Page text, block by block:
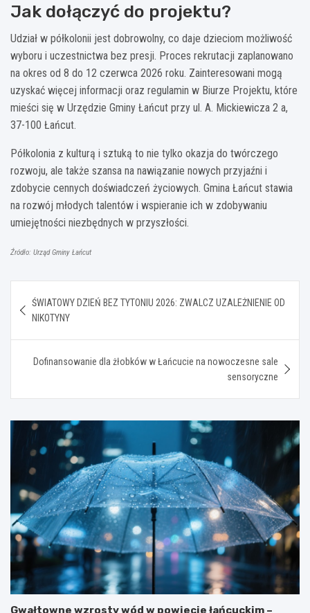
Jak dołączyć do projektu?
Udział w półkolonii jest dobrowolny, co daje dzieciom możliwość
wyboru i uczestnictwa bez presji. Proces rekrutacji zaplanowano
na okres od 8 do 12 czerwca 2026 roku. Zainteresowani mogą
uzyskać więcej informacji oraz regulamin w Biurze Projektu, które
mieści się w Urzędzie Gminy Łańcut przy ul. A. Mickiewicza 2 a,
37-100 Łańcut.
Półkolonia z kulturą i sztuką to nie tylko okazja do twórczego
rozwoju, ale także szansa na nawiązanie nowych przyjaźni i
zdobycie cennych doświadczeń życiowych. Gmina Łańcut stawia
na rozwój młodych talentów i wspieranie ich w zdobywaniu
umiejętności niezbędnych w przyszłości.
Źródło: Urząd Gminy Łańcut
wpisu
ŚWIATOWY DZIEŃ BEZ TYTONIU 2026: ZWALCZ UZALEŻNIENIE OD
NIKOTYNY
Dofinansowanie dla żłobków w Łańcucie na nowoczesne sale
sensoryczne
Gwałtowne wzrosty wód w powiecie łańcuckim –